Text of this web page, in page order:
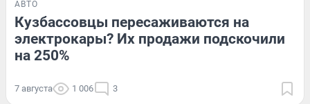
АВТО
Кузбассовцы пересаживаются на
электрокары? Их продажи подскочили
на 250%
7 августа 1 006 3